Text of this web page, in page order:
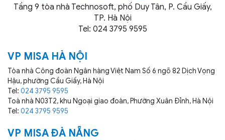
Tầng 9 tòa nhà Technosoft, phố Duy Tân, P. Cầu Giấy,
TP. Hà Nội
Tel: 024 3795 9595
VP MISA HÀ NỘI
Tòa nhà Công đoàn Ngân hàng Việt Nam Số 6 ngõ 82 Dịch Vọng
Hậu, phường Cầu Giấy, Hà Nội
Tel: 024 3795 9595
Toà nhà N03T2, khu Ngoại giao đoàn, Phường Xuân Đỉnh, Hà Nội
Tel: 024 3795 9595
VP MISA ĐÀ NẴNG